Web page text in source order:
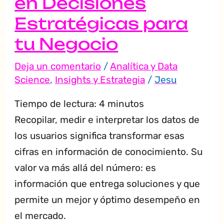
en Decisiones
Estratégicas para
tu Negocio
Deja un comentario /Analítica y Data
Science, Insights y Estrategia /Jesu
Tiempo de lectura: 4 minutos
Recopilar, medir e interpretar los datos de
los usuarios significa transformar esas
cifras en información de conocimiento. Su
valor va más allá del número: es
información que entrega soluciones y que
permite un mejor y óptimo desempeño en
el mercado.
Negocio